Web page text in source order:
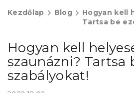
Kezdőlap Blog
Hogyan kell
Tartsa be
Hogyan kell
szaunázni? Tartsa
szabályokat!